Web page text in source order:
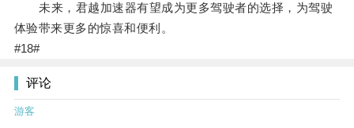
未来，君越加速器有望成为更多驾驶者的选择，为驾驶
体验带来更多的惊喜和便利。
#18#
评论
游客